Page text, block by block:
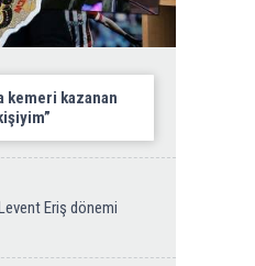
kemeri kazanan
Eriş dönemi